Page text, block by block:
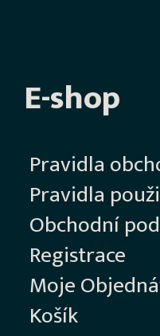
E-shop
Pravidla
Pravidla
Obchodní
Registrace
Moje
Košík